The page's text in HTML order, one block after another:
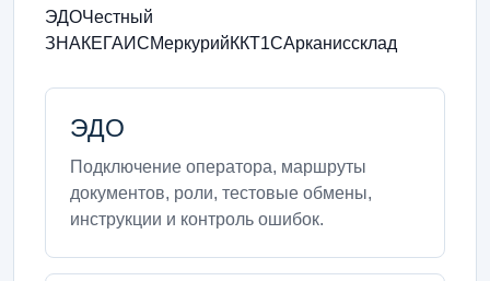
ЭДОЧестный
ЗНАКЕГАИСМеркурийККТ1САрканиссклад
ЭДО
Подключение оператора, маршруты
документов, роли, тестовые обмены,
инструкции и контроль ошибок.